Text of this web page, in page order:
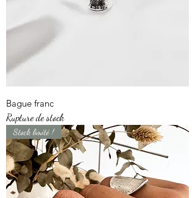
Bague franc
Rupture de stock
Stock limité !